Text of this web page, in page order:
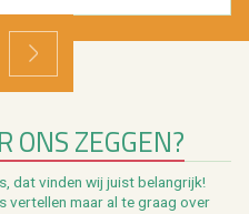
VOLGENDE
ONS ZEGGEN?
dat vinden wij juist belangrijk!
vertellen maar al te graag over